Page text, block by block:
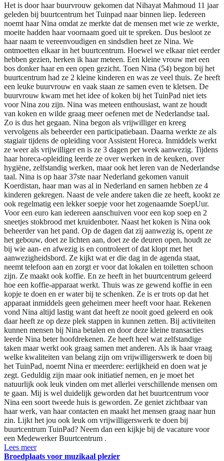
Het is door haar buurvrouw gekomen dat Nihayat Mahmoud 11 jaar
geleden bij buurtcentrum het Tuinpad naar binnen liep. Iedereen
noemt haar Nina omdat ze merkte dat de mensen met wie ze werkte,
moeite hadden haar voornaam goed uit te spreken. Dus besloot ze
haar naam te vereenvoudigen en sindsdien heet ze Nina. We
ontmoetten elkaar in het buurtcentrum. Hoewel we elkaar niet eerder
hebben gezien, herken ik haar meteen. Een kleine vrouw met een
bos donker haar en een open gezicht. Toen Nina (54) begon bij het
buurtcentrum had ze 2 kleine kinderen en was ze veel thuis. Ze heeft
een leuke buurvrouw en vaak staan ze samen even te kletsen. De
buurvrouw kwam met het idee of koken bij het TuinPad niet iets
voor Nina zou zijn. Nina was meteen enthousiast, want ze houdt
van koken en wilde graag meer oefenen met de Nederlandse taal.
Zo is dus het gegaan. Nina begon als vrijwilliger en kreeg
vervolgens als beheerder een participatiebaan. Daarna werkte ze als
stagiair tijdens de opleiding voor Assistent Horeca. Inmiddels werkt
ze weer als vrijwilliger en is ze 3 dagen per week aanwezig. Tijdens
haar horeca-opleiding leerde ze over werken in de keuken, over
hygiëne, zelfstandig werken, maar ook het leren van de Nederlandse
taal. Nina is op haar 37ste naar Nederland gekomen vanuit
Koerdistan, haar man was al in Nederland en samen hebben ze 4
kinderen gekregen. Naast de vele andere taken die ze heeft, kookt ze
ook regelmatig een lekker soepje voor het zogenaamde SoepUur.
Voor een euro kan iedereen aanschuiven voor een kop soep en 2
sneetjes stokbrood met kruidenboter. Naast het koken is Nina ook
beheerder van het pand. Op de dagen dat zij aanwezig is, opent ze
het gebouw, doet ze lichten aan, doet ze de deuren open, houdt ze
bij wie aan- en afwezig is en controleert of dat klopt met het
aanwezigheidsbord. Ze kijkt wat er die dag in de agenda staat,
neemt telefoon aan en zorgt er voor dat lokalen en toiletten schoon
zijn. Ze maakt ook koffie. En ze heeft in het buurtcentrum geleerd
hoe een koffie-apparaat werkt. Thuis was ze gewend koffie in een
kopje te doen en er water bij te schenken. Ze is er trots op dat het
apparaat inmiddels geen geheimen meer heeft voor haar. Rekenen
vond Nina altijd lastig want dat heeft ze nooit goed geleerd en ook
daar heeft ze op deze plek stappen in kunnen zetten. Bij activiteiten
kunnen mensen bij Nina betalen en door deze kleine transacties
leerde Nina beter hoofdrekenen. Ze heeft heel wat zelfstandige
taken maar werkt ook graag samen met anderen. Als ik haar vraag
welke kwaliteiten van belang zijn om vrijwilligerswerk te doen bij
het TuinPad, noemt Nina er meerdere: eerlijkheid en doen wat je
zegt. Geduldig zijn maar ook initiatief nemen, en je moet het
natuurlijk ook leuk vinden om met allerlei verschillende mensen om
te gaan. Mij is wel duidelijk geworden dat het buurtcentrum voor
Nina een soort tweede huis is geworden. Ze geniet zichtbaar van
haar werk, van haar contacten en maakt het mensen graag naar hun
zin. Lijkt het jou ook leuk om vrijwilligerswerk te doen bij
buurtcentrum TuinPad? Neem dan een kijkje bij de vacature voor
een Medewerker Buurtcentrum .
Lees meer
Broedplaats voor muzikaal plezier